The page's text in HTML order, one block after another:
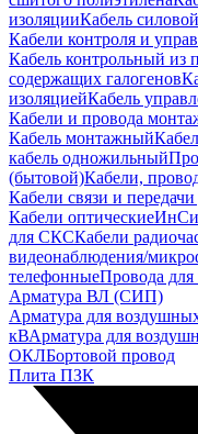
изоляцииКабель
Кабели контроля и
Кабель контрольный из
содержащих галогенов
изоляциейКабель
Кабели и провода
Кабель монтажный
кабель одножильный
(бытовой)Кабели,
Кабели связи и
Кабели оптические
для СКСКабели
видеонаблюдения/
телефонныеПровода для
Арматура ВЛ (СИП)
Арматура для
кВАрматура для
ОКЛБортовой провод
Плита ПЗК